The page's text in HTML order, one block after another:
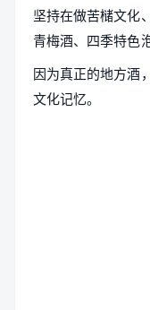
坚持在做苦槠文化
青梅酒、四季特色
因为真正的地方酒
文化记忆。